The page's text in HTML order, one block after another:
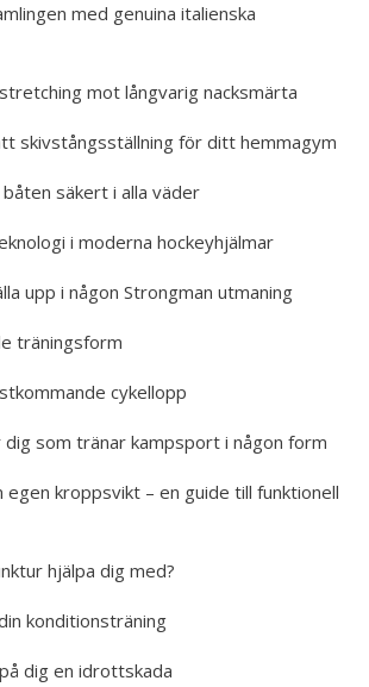
med genuina italienska
mot långvarig nacksmärta
skivstångsställning för ditt hemmagym
säkert i alla väder
i moderna hockeyhjälmar
upp i någon Strongman utmaning
träningsform
cykellopp
som tränar kampsport i någon form
egen kroppsvikt – en guide till funktionell
hjälpa dig med?
konditionsträning
dig en idrottskada